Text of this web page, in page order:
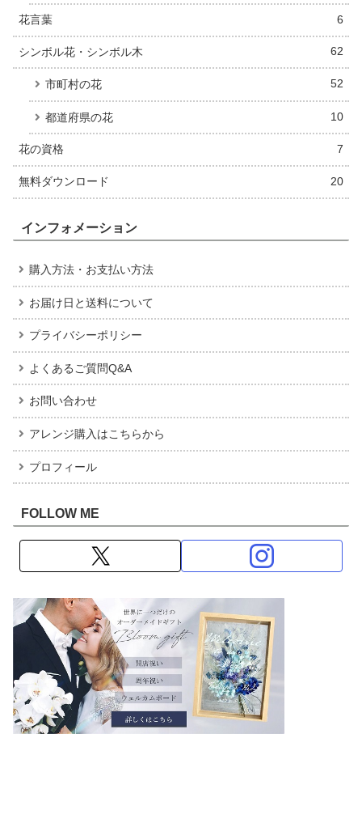
花言葉 6
シンボル花・シンボル木 62
市町村の花 52
都道府県の花 10
花の資格 7
無料ダウンロード 20
インフォメーション
購入方法・お支払い方法
お届け日と送料について
プライバシーポリシー
よくあるご質問Q&A
お問い合わせ
アレンジ購入はこちらから
プロフィール
FOLLOW ME